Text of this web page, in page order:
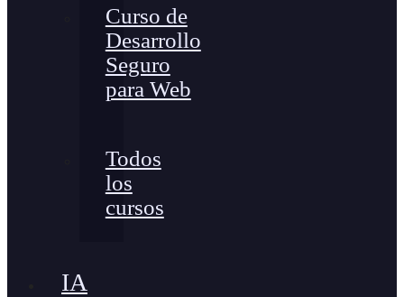
Curso de
Desarrollo
Seguro
para Web
Todos
los
cursos
IA